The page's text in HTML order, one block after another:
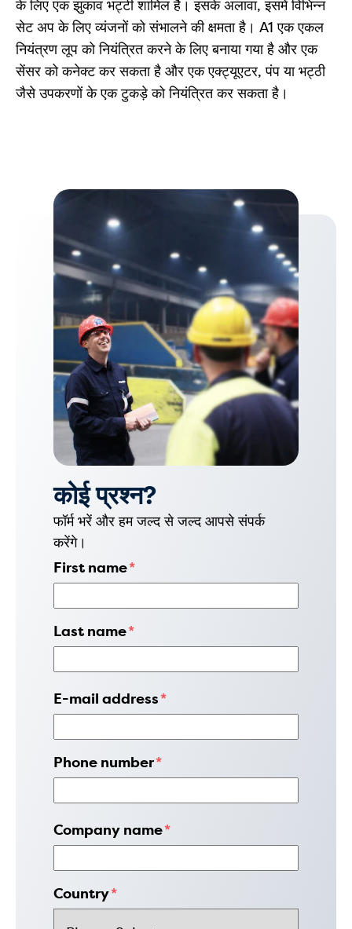
के लिए एक झुकाव भट्टी शामिल है। इसके अलावा, इसमें विभिन्न
सेट अप के लिए व्यंजनों को संभालने की क्षमता है। A1 एक एकल
नियंत्रण लूप को नियंत्रित करने के लिए बनाया गया है और एक
सेंसर को कनेक्ट कर सकता है और एक एक्ट्यूएटर, पंप या भट्ठी
जैसे उपकरणों के एक टुकड़े को नियंत्रित कर सकता है।
कोई प्रश्न?
फॉर्म भरें और हम जल्द से जल्द आपसे संपर्क
करेंगे।
First name*
Last name*
E-mail address*
Phone number*
Company name*
Country*